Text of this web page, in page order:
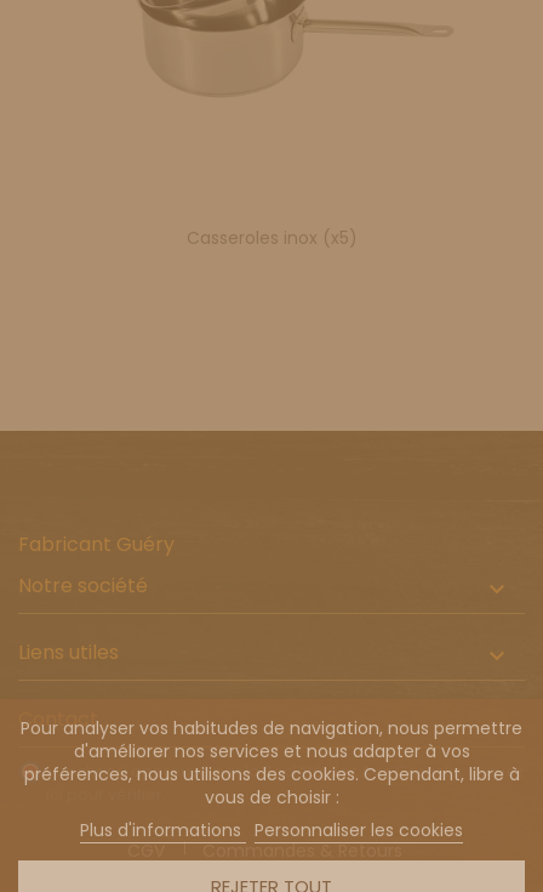
Pour analyser vos habitudes de navigation, nous permettre
d'améliorer nos services et nous adapter à vos
préférences, nous utilisons des cookies. Cependant, libre à
vous de choisir :
Plus d'informations Personnaliser les cookies
REJETER TOUT
Casseroles inox (x5)
Fabricant Guéry
Notre société

Liens utiles 
Contact
Marchand approuvé par la Société des Avis Garantis, cliquez
CGV
Commandes & Retours
Livraison à l'international